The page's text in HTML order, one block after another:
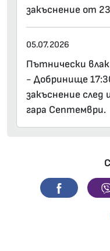
закъснение от
05.07.2026
Пътнически
- Добринище
закъснение след
гара Септември.
Facebook